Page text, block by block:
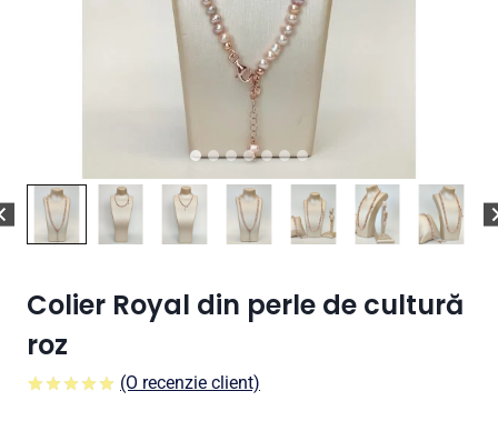
Colier Royal din perle de cultură
roz
(O recenzie client)